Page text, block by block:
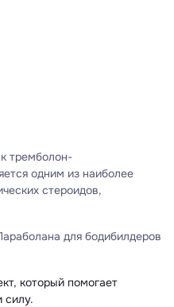
тремболон-
одним из наиболее
стероидов,
для бодибилдеров
который помогает
силу.